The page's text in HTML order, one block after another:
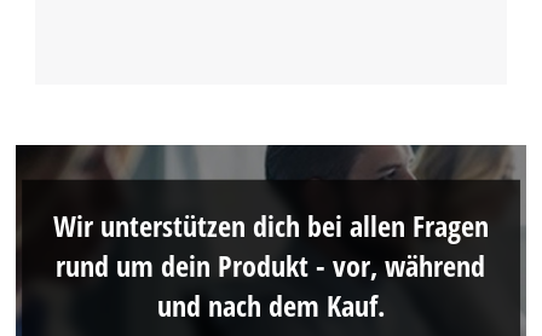
Wir unterstützen dich bei allen Fragen
rund um dein Produkt - vor, während
und nach dem Kauf.